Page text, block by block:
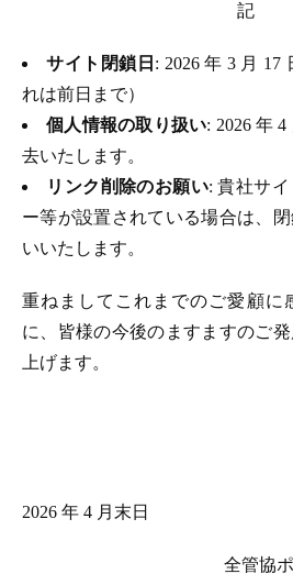
記
サイト閉鎖日 : 2026 年 3 月 17
れは前日まで）
個人情報の取り扱い: 2026 年
去いたします。
リンク削除のお願い: 貴社サイ
ー等が設置されている場合は、
いいたします。
重ねましてこれまでのご愛顧に
に、皆様の今後のますますのご
上げます。
2026 年 4 月末日
全管協